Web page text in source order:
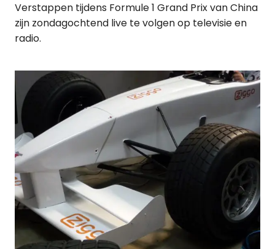
Verstappen tijdens Formule 1 Grand Prix van China
zijn zondagochtend live te volgen op televisie en
radio.